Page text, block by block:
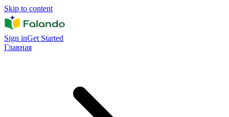
Skip to content
Sign inGet Started
Главная